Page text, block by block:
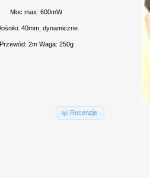
Moc max: 600mW
40mm, dynamiczne
Przewód: 2m Waga: 250g
Recenzje